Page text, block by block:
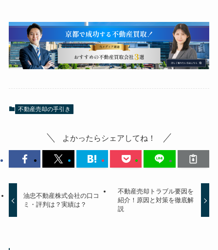
不動産売却の手引き
よかったらシェアしてね！
油忠不動産株式会社の口コ
ミ・評判は？実績は？
不動産売却トラブル要因を
紹介！原因と対策を徹底解
説